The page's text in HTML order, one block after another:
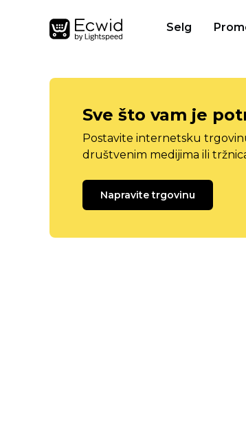
Selg
Sve što vam je
Postavite internetsku
društvenim medijima ili
Napravite trgovinu